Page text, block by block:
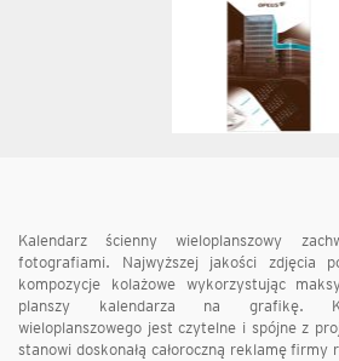
Kalendarz ścienny wieloplanszowy
fotografiami. Najwyższej jakości zdjęcia
kompozycje kolażowe wykorzystując
planszy kalendarza na grafikę.
wieloplanszowego jest czytelne i spójne z
stanowi doskonałą całoroczną reklamę firmy